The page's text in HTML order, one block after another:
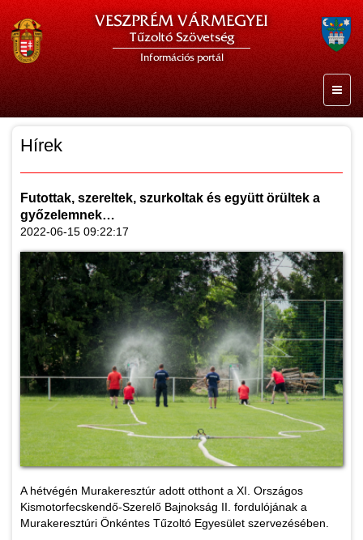
VESZPRÉM VÁRMEGYEI
Tűzoltó Szövetség
Információs portál
Hírek
Futottak, szereltek, szurkoltak és együtt örültek a
győzelemnek…
2022-06-15 09:22:17
A hétvégén Murakeresztúr adott otthont a XI. Országos
Kismotorfecskendő-Szerelő Bajnokság II. fordulójának a
Murakeresztúri Önkéntes Tűzoltó Egyesület szervezésében.